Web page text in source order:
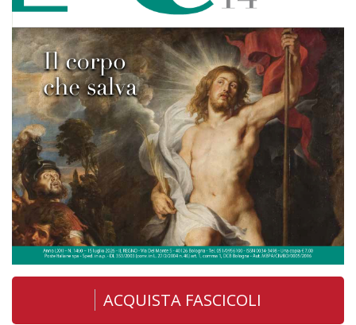
ACQUISTA FASCICOLI